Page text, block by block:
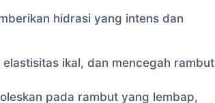
hidrasi yang intens dan
ikal, dan mencegah rambut
pada rambut yang lembap,